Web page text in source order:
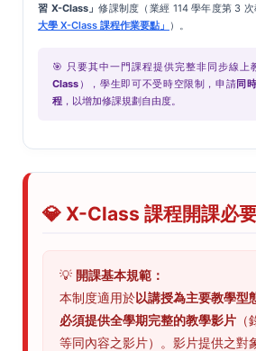
習 X-Class」修課制度（業經 114 學年度第 3
大學 X-Class 課程作業要點」 ）。
🎯 只要其中一門課程提供完整非同步線上
Class ），學生即可不受時空限制，申請同
程 ，以增加修課規劃自由度。
💎 X-Class 課程開課必
💡 開課基本規範：
本制度適用於以講授為主要教學型
必須提供全學期完整的教學影片
等同內容之影片）。影片提供之對